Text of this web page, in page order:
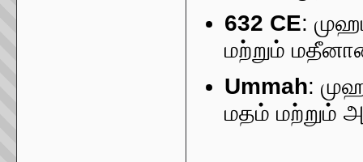
632 CE:
மற்றும்
Ummah:
மதம் மற்றும்